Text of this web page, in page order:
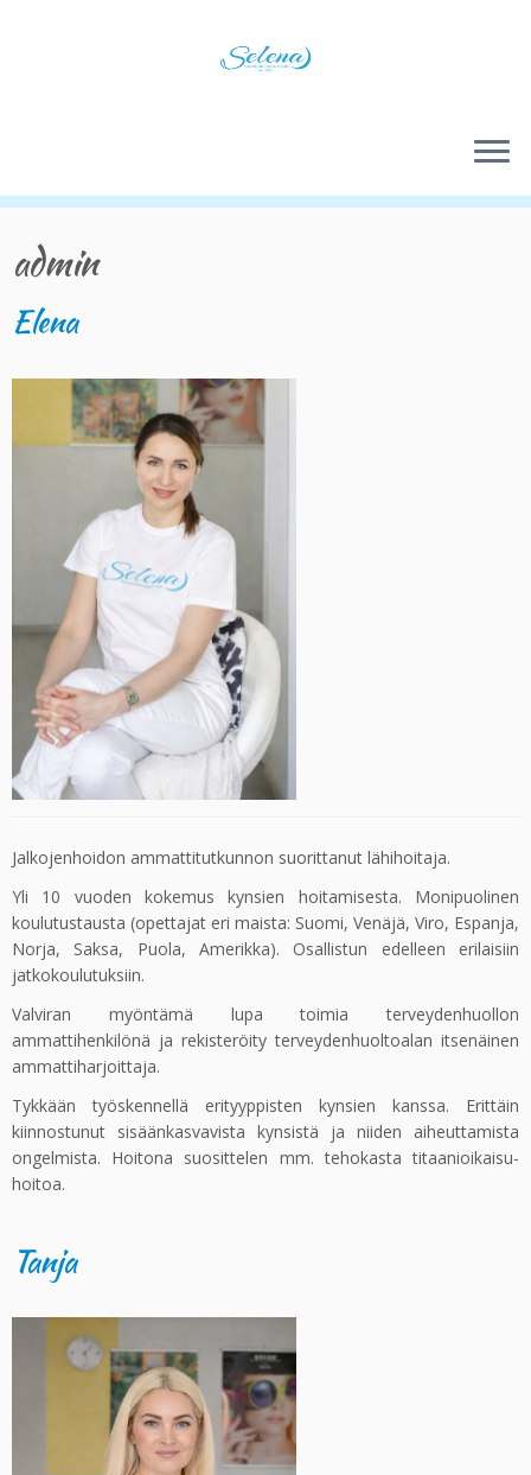
admin
Elena
Jalkojenhoidon ammattitutkunnon suorittanut lähihoitaja.
Yli 10 vuoden kokemus kynsien hoitamisesta. Monipuolinen
koulutustausta (opettajat eri maista: Suomi, Venäjä, Viro, Espanja,
Norja, Saksa, Puola, Amerikka). Osallistun edelleen erilaisiin
jatkokoulutuksiin.
Valviran myöntämä lupa toimia terveydenhuollon
ammattihenkilönä ja rekisteröity terveydenhuoltoalan itsenäinen
ammattiharjoittaja.
Tykkään työskennellä erityyppisten kynsien kanssa. Erittäin
kiinnostunut sisäänkasvavista kynsistä ja niiden aiheuttamista
ongelmista. Hoitona suosittelen mm. tehokasta titaanioikaisu-
hoitoa.
Tanja